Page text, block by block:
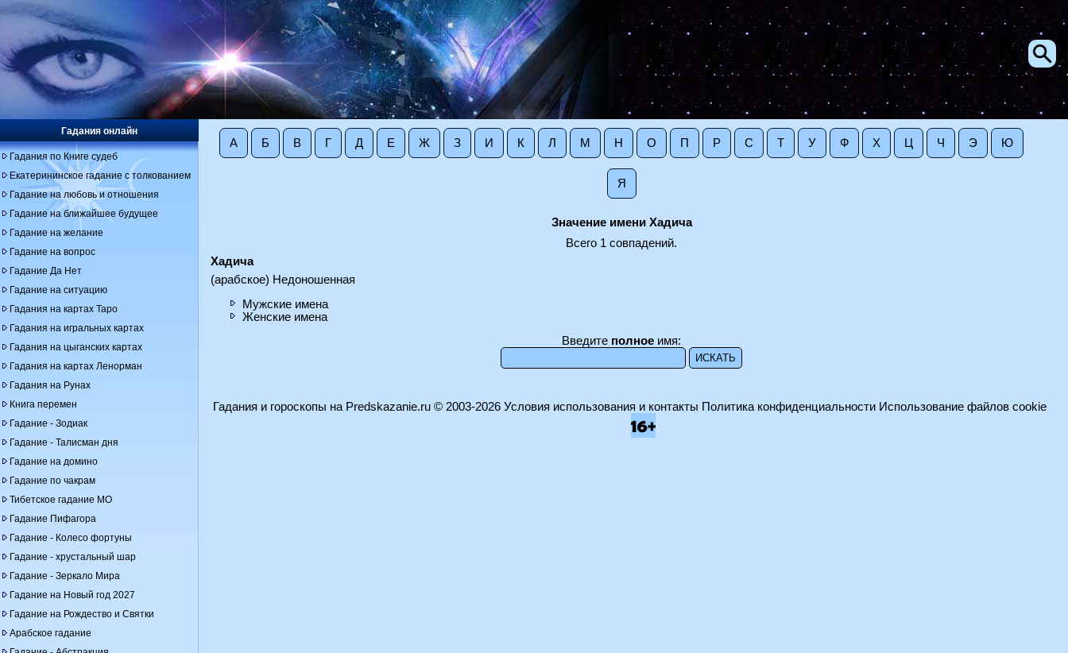
А Б В Г Д Е Ж З И К Л М Н О П Р С Т У Ф Х Ц Ч Э Ю
Я
Значение имени Хадича
Всего 1 совпадений.
Хадича
(арабское) Недоношенная
Мужские имена
Женские имена
Введите полное имя:
Гадания онлайн
Гадания по Книге судеб
Екатерининское гадание с толкованием
Гадание на любовь и отношения
Гадание на ближайшее будущее
Гадание на желание
Гадание на вопрос
Гадание Да Нет
Гадание на ситуацию
Гадания на картах Таро
Гадания на игральных картах
Гадания на цыганских картах
Гадания на картах Ленорман
Гадания на Рунах
Книга перемен
Гадание - Зодиак
Гадание - Талисман дня
Гадание на домино
Гадание по чакрам
Тибетское гадание МО
Гадание Пифагора
Гадание - Колесо фортуны
Гадание - хрустальный шар
Гадание - Зеркало Мира
Гадание на Новый год 2027
Гадание на Рождество и Святки
Арабское гадание
Гадания и гороскопы на Predskazanie.ru© 2003-2026 Условия использования и контакты Политика конфиденциальности Использование файлов cookie